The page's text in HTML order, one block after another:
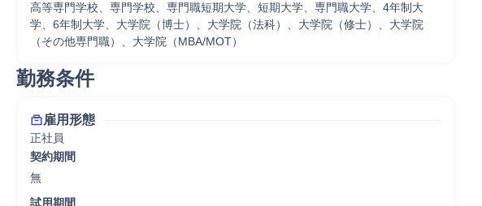
高等専門学校、専門学校、専門職短期大学、短期大学、専門職大学、4年制大
学、6年制大学、大学院（博士）、大学院（法科）、大学院（修士）、大学院
（その他専門職）、大学院（MBA/MOT）
勤務条件
雇用形態
正社員
契約期間
無
試用期間